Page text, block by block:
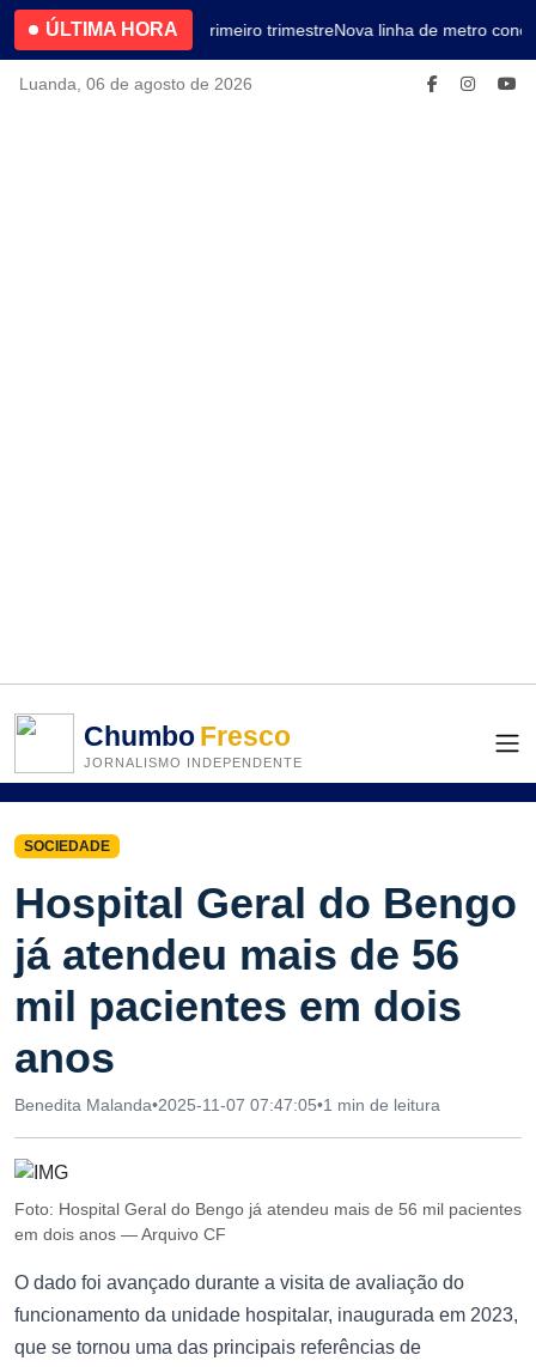
ÚLTIMA HORA4.2% no primeiro trimestreNova linha de metro
Luanda, 06 de agosto de 2026
ChumboFresco
JORNALISMO INDEPENDENTE
SOCIEDADE
Hospital Geral do Bengo
já atendeu mais de 56
mil pacientes em dois
anos
Benedita Malanda•2025-11-07 07:47:05•1 min de leitura
Foto: Hospital Geral do Bengo já atendeu mais de 56 mil pacientes
em dois anos — Arquivo CF
O dado foi avançado durante a visita de avaliação do
funcionamento da unidade hospitalar, inaugurada em 2023,
que se tornou uma das principais referências de